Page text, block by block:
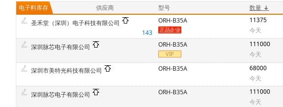
电子料库存 供应商 型号 数量
圣禾堂（深圳）电子科技有限公司
143
ORH-B35A
11375
今天
深圳脉芯电子有限公司 ORH-B35A
111000
今天
深圳市美特光科技有限公司 ORH-B35A
68000
今天
深圳脉芯电子有限公司 ORH-B35A
111000
今天